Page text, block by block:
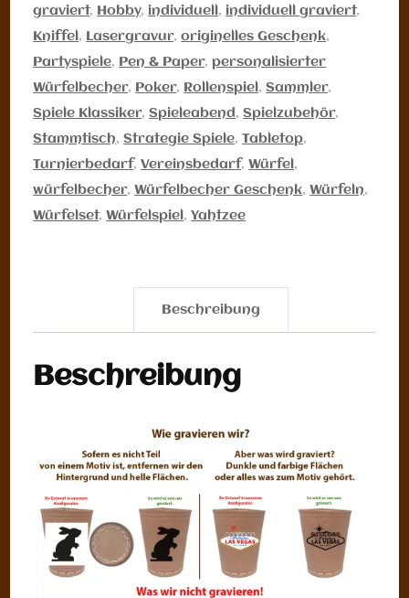
graviert, Hobby, individuell, individuell graviert,
Kniffel, Lasergravur,originelles Geschenk,
Partyspiele, Pen & Paper, personalisierter
Würfelbecher, Poker, Rollenspiel,Sammler,
Spiele Klassiker,Spieleabend,Spielzubehör,
Stammtisch,Strategie Spiele,Tabletop,
Turnierbedarf,Vereinsbedarf,Würfel,
würfelbecher,Würfelbecher Geschenk,Würfeln,
Würfelset,Würfelspiel,Yahtzee
Beschreibung
Beschreibung